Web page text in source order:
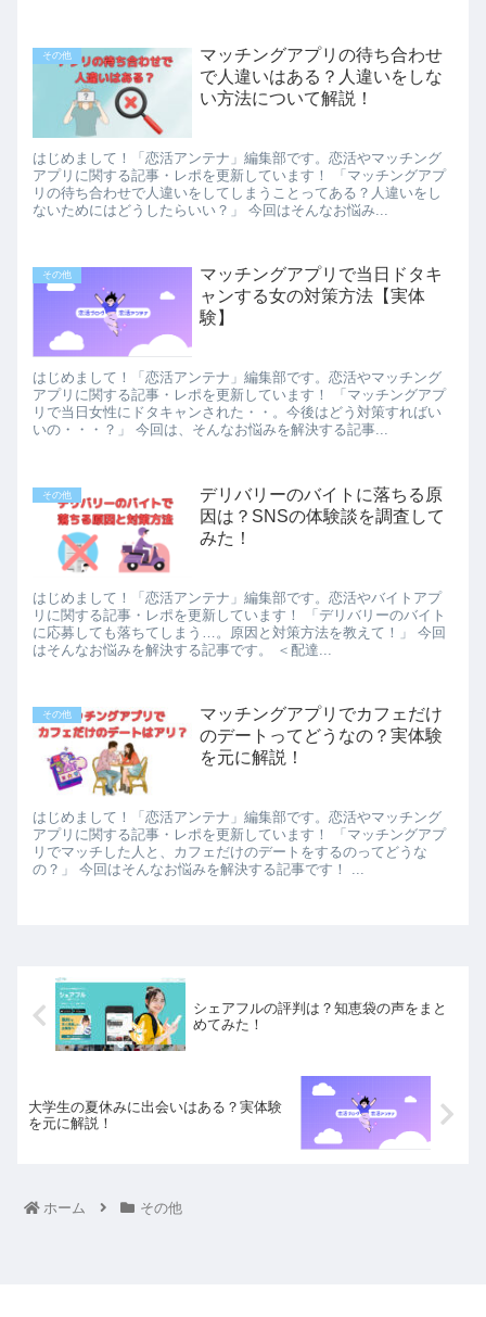
その他
マッチングアプリの待ち合わせ
で人違いはある？人違いをしな
い方法について解説！
はじめまして！「恋活アンテナ」編集部です。恋活やマッチング
アプリに関する記事・レポを更新しています！ 「マッチングアプ
リの待ち合わせで人違いをしてしまうことってある？人違いをし
ないためにはどうしたらいい？」 今回はそんなお悩み...
その他
マッチングアプリで当日ドタキ
ャンする女の対策方法【実体
験】
はじめまして！「恋活アンテナ」編集部です。恋活やマッチング
アプリに関する記事・レポを更新しています！ 「マッチングアプ
リで当日女性にドタキャンされた・・。今後はどう対策すればい
いの・・・？」 今回は、そんなお悩みを解決する記事...
その他
デリバリーのバイトに落ちる原
因は？SNSの体験談を調査して
みた！
はじめまして！「恋活アンテナ」編集部です。恋活やバイトアプ
リに関する記事・レポを更新しています！ 「デリバリーのバイト
に応募しても落ちてしまう…。原因と対策方法を教えて！」 今回
はそんなお悩みを解決する記事です。 ＜配達...
その他
マッチングアプリでカフェだけ
のデートってどうなの？実体験
を元に解説！
はじめまして！「恋活アンテナ」編集部です。恋活やマッチング
アプリに関する記事・レポを更新しています！ 「マッチングアプ
リでマッチした人と、カフェだけのデートをするのってどうな
の？」 今回はそんなお悩みを解決する記事です！ ...
シェアフルの評判は？知恵袋の声をまと
めてみた！
大学生の夏休みに出会いはある？実体験
を元に解説！
ホーム その他